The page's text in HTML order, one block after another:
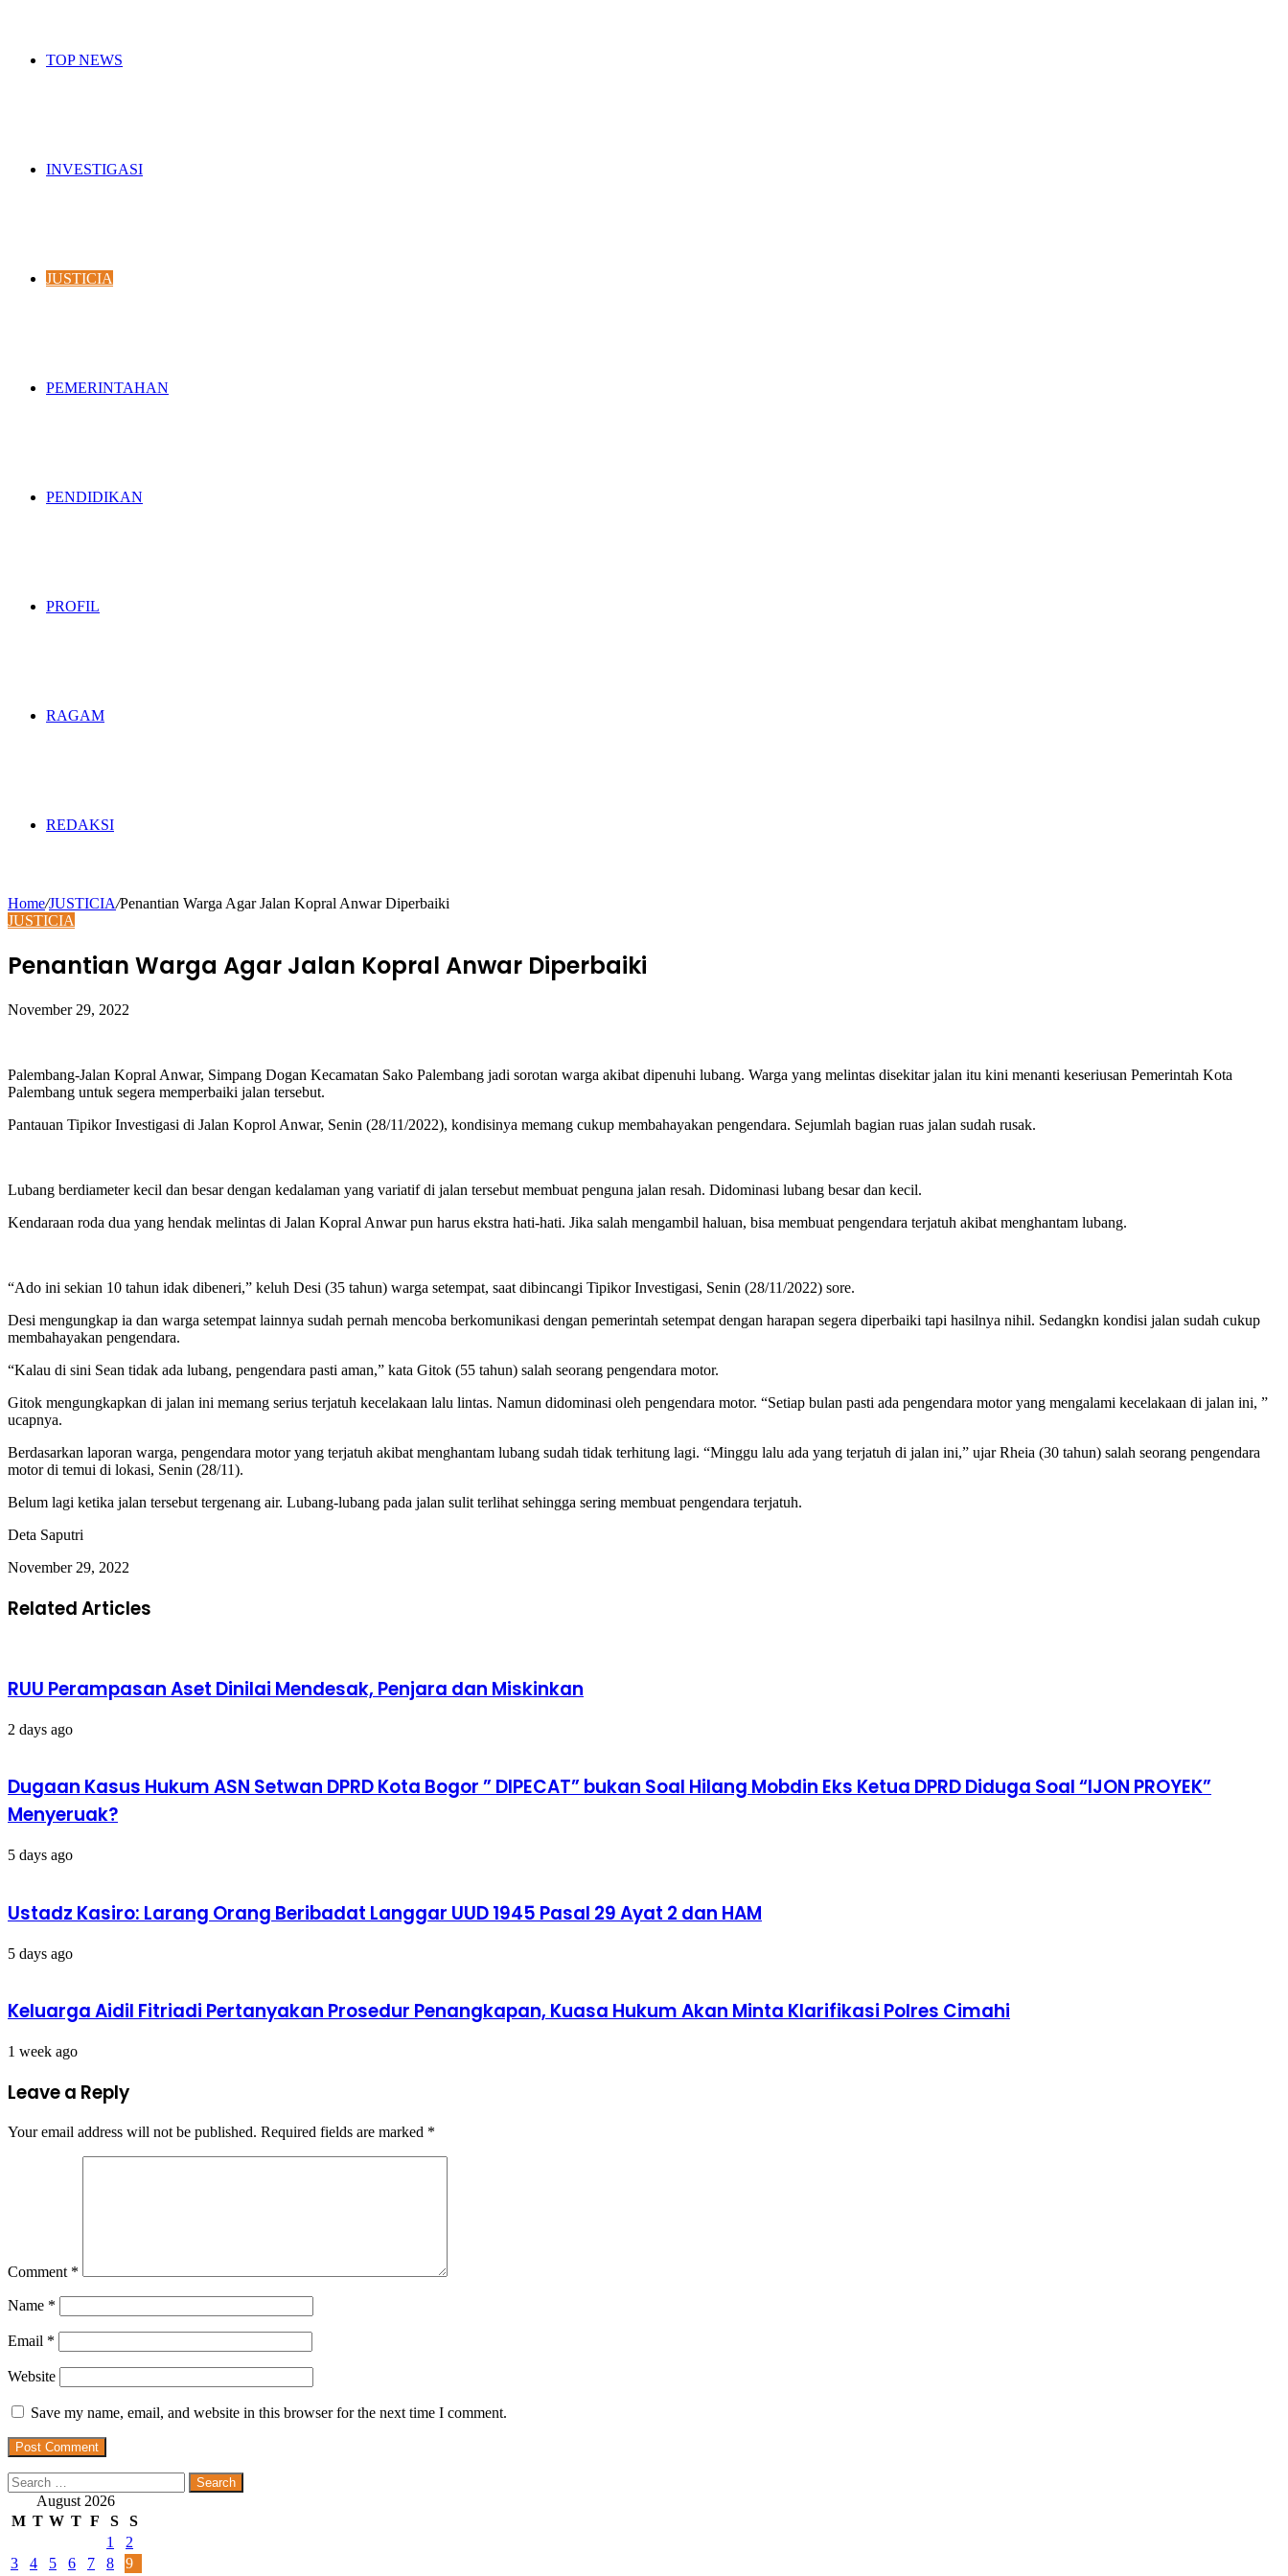
TOP NEWS
INVESTIGASI
JUSTICIA
PEMERINTAHAN
PENDIDIKAN
PROFIL
RAGAM
REDAKSI
Home/JUSTICIA/Penantian Warga Agar Jalan Kopral Anwar Diperbaiki
JUSTICIA
Penantian Warga Agar Jalan Kopral Anwar Diperbaiki
November 29, 2022
Palembang-Jalan Kopral Anwar, Simpang Dogan Kecamatan Sako Palembang jadi sorotan warga akibat dipenuhi lubang. Warga yang melintas disekitar jalan itu kini menanti keseriusan Pemerintah Kota
Palembang untuk segera memperbaiki jalan tersebut.
Pantauan Tipikor Investigasi di Jalan Koprol Anwar, Senin (28/11/2022), kondisinya memang cukup membahayakan pengendara. Sejumlah bagian ruas jalan sudah rusak.
Lubang berdiameter kecil dan besar dengan kedalaman yang variatif di jalan tersebut membuat penguna jalan resah. Didominasi lubang besar dan kecil.
Kendaraan roda dua yang hendak melintas di Jalan Kopral Anwar pun harus ekstra hati-hati. Jika salah mengambil haluan, bisa membuat pengendara terjatuh akibat menghantam lubang.
“Ado ini sekian 10 tahun idak dibeneri,” keluh Desi (35 tahun) warga setempat, saat dibincangi Tipikor Investigasi, Senin (28/11/2022) sore.
Desi mengungkap ia dan warga setempat lainnya sudah pernah mencoba berkomunikasi dengan pemerintah setempat dengan harapan segera diperbaiki tapi hasilnya nihil. Sedangkn kondisi jalan sudah cukup
membahayakan pengendara.
“Kalau di sini Sean tidak ada lubang, pengendara pasti aman,” kata Gitok (55 tahun) salah seorang pengendara motor.
Gitok mengungkapkan di jalan ini memang serius terjatuh kecelakaan lalu lintas. Namun didominasi oleh pengendara motor. “Setiap bulan pasti ada pengendara motor yang mengalami kecelakaan di jalan ini, ”
ucapnya.
Berdasarkan laporan warga, pengendara motor yang terjatuh akibat menghantam lubang sudah tidak terhitung lagi. “Minggu lalu ada yang terjatuh di jalan ini,” ujar Rheia (30 tahun) salah seorang pengendara
motor di temui di lokasi, Senin (28/11).
Belum lagi ketika jalan tersebut tergenang air. Lubang-lubang pada jalan sulit terlihat sehingga sering membuat pengendara terjatuh.
Deta Saputri
November 29, 2022
Related Articles
RUU Perampasan Aset Dinilai Mendesak, Penjara dan Miskinkan
2 days ago
Dugaan Kasus Hukum ASN Setwan DPRD Kota Bogor ” DIPECAT” bukan Soal Hilang Mobdin Eks Ketua DPRD Diduga Soal “IJON PROYEK”
Menyeruak?
5 days ago
Ustadz Kasiro: Larang Orang Beribadat Langgar UUD 1945 Pasal 29 Ayat 2 dan HAM
5 days ago
Keluarga Aidil Fitriadi Pertanyakan Prosedur Penangkapan, Kuasa Hukum Akan Minta Klarifikasi Polres Cimahi
1 week ago
Leave a Reply
Your email address will not be published. Required fields are marked *
Comment *
Name *
Email *
Website
Save my name, email, and website in this browser for the next time I comment.
Search
for: August 2026
M T W T F S
S
1
2
3
4 5 6 7 8 9